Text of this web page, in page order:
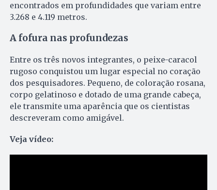
encontrados em profundidades que variam entre
3.268 e 4.119 metros.
A fofura nas profundezas
Entre os três novos integrantes, o peixe-caracol
rugoso conquistou um lugar especial no coração
dos pesquisadores. Pequeno, de coloração rosana,
corpo gelatinoso e dotado de uma grande cabeça,
ele transmite uma aparência que os cientistas
descreveram como amigável.
Veja vídeo: